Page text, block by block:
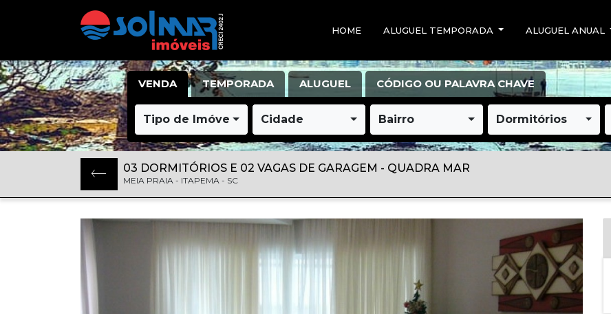
HOME ALUGUEL TEMPORADA ALUGUEL ANUAL
VENDA TEMPORADA ALUGUEL CÓDIGO OU PALAVRA CHAVE
Tipo de Imóvel Cidade Bairro Dormitórios
03 DORMITÓRIOS E 02 VAGAS DE GARAGEM - QUADRA MAR
MEIA PRAIA - ITAPEMA - SC